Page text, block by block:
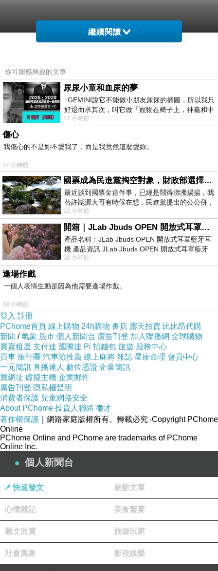
繼續閱讀
你可能感興趣的文章
尿尿小童和血尿的夢
↑GEMINI說它不能做小朋友尿尿的插圖，所以我只
好退而求其次，叫它做「寵物在椅子上，神龕和中
年人臉孔」的畫了。 六月底
17 小時前
傷心
我傷心的不是妳不愛我了，而是我竟然這麼愛妳。
17 小時前
國票成為民進黨掏空對象，財政部選擇性失憶
最近談到國票金這件事，已經是鬧得沸沸揚揚，我
替許崑源大哥有時候在想，民進黨提出的公公併，
其實就是想要國庫通黨庫，鬧出最大的醜
12 小時前
開箱｜JLab Jbuds OPEN 開放式耳罩藍牙耳機 - 設計美學，輕巧、透氣、環境音全物理達成！
產品名稱：JLab Jbuds OPEN 開放式耳罩藍牙耳
機 產品資訊 JLab Jbuds OPEN 開放式耳罩藍牙
耳機評語：非常有特色，值得喜愛美型工
18 小時前
逢場作戲
一個人表情生動是因為他需要逢場作戲。
18 小時前
登入 註冊
PChome首頁 線上購物 24h購物 書店 露天拍賣 比比昂代購
新聞 /氣象 股市 個人新聞台 廣告刊登 加入聯播網 全球購物
買賣租屋 支付連 國際連 Pi 拍錢包 旅遊 服務中心
買車 旅行團 汽車險推薦 線上麻將 雜誌 星座命理 會員中心
一元簡訊 直播達人 數位憑證 企業簡訊
買網址 虛擬主機 企業郵件
廣告刊登 隱私權聲明
消費者保護 兒童網路安全
About PChome 投資人聯絡 徵才
著作權保護 ｜網路家庭版權所有、轉載必究 ‧Copyright PChome
Online
PChome Online and PChome are trademarks of PChome
Online Inc.
個人新聞台
快速發文 最新文章
心情雜記 美食饗宴
藝文欣賞 旅遊玩家
社會萬象 影視娛樂